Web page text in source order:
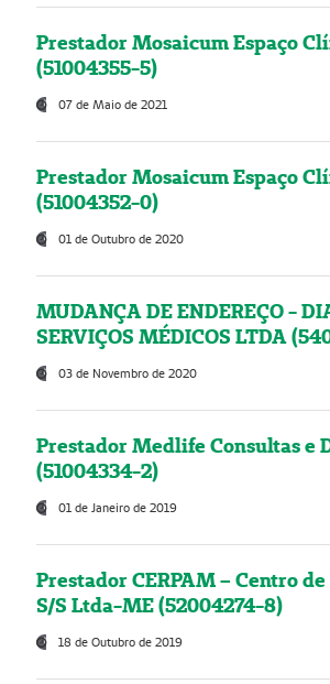
Prestador Mosaicum Espaço
(51004355-5)
07 de Maio de 2021
Prestador Mosaicum Espaço
(51004352-0)
01 de Outubro de 2020
MUDANÇA DE ENDEREÇO -
SERVIÇOS MÉDICOS LTDA
03 de Novembro de 2020
Prestador Medlife Consultas e
(51004334-2)
01 de Janeiro de 2019
Prestador CERPAM – Centro
S/S Ltda-ME (52004274-8)
18 de Outubro de 2019